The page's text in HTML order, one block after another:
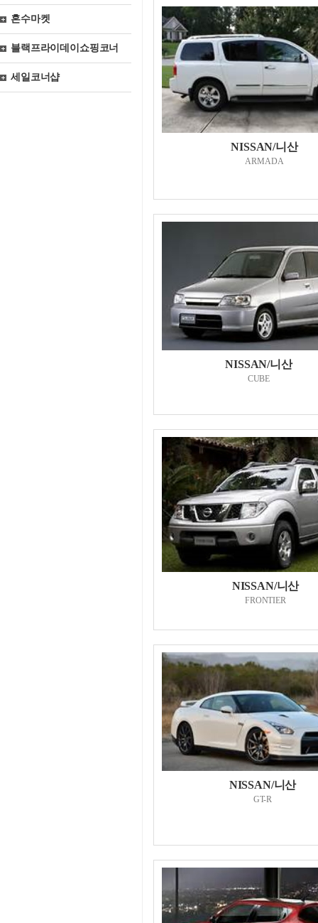
혼수마켓
블랙프라이데이쇼핑코너
세일코너샵
NISSAN/니산
ARMADA
NISSAN/니산
CUBE
NISSAN/니산
FRONTIER
NISSAN/니산
GT-R